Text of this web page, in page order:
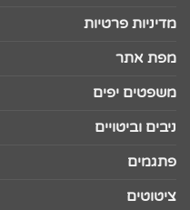
מדיניות פרטיות
מפת אתר
משפטים יפים
ניבים וביטויים
פתגמים
ציטוטים